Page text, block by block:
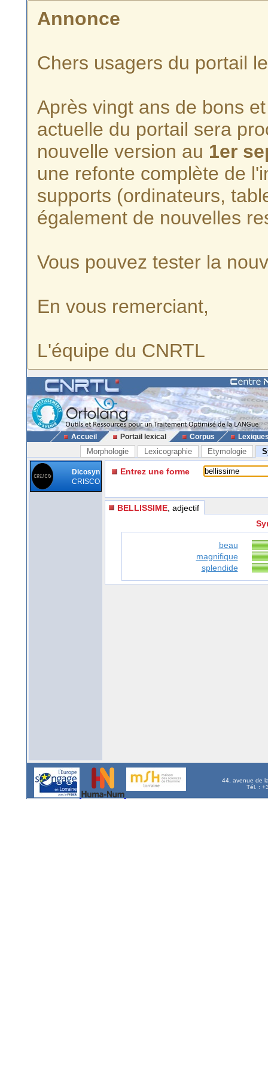
Annonce
Chers usagers du portail
Après vingt ans de bons
actuelle du portail sera
nouvelle version au 1er
une refonte complète de
supports (ordinateurs,
également de nouvelles
Vous pouvez tester la
En vous remerciant,
L'équipe du CNRTL
Accueil Portail lexical Corpus
Morphologie Lexicographie Etymologie
Dicosyn
CRISCO
Entrez une forme
BELLISSIME , adjectif
beau
magnifique
splendide
44, avenue de
Tél. :